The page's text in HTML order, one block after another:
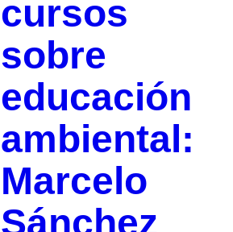
cursos
sobre
educación
ambiental:
Marcelo
Sánchez